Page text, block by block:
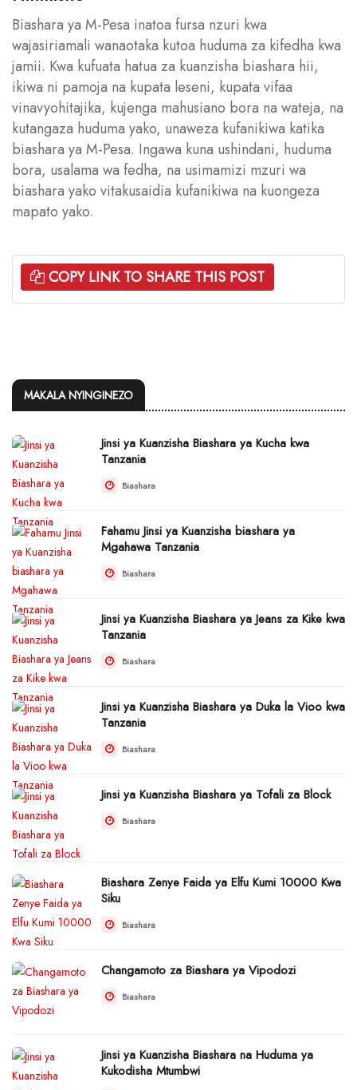
Biashara ya M-Pesa inatoa fursa nzuri kwa
wajasiriamali wanaotaka kutoa huduma za kifedha kwa
jamii. Kwa kufuata hatua za kuanzisha biashara hii,
ikiwa ni pamoja na kupata leseni, kupata vifaa
vinavyohitajika, kujenga mahusiano bora na wateja, na
kutangaza huduma yako, unaweza kufanikiwa katika
biashara ya M-Pesa. Ingawa kuna ushindani, huduma
bora, usalama wa fedha, na usimamizi mzuri wa
biashara yako vitakusaidia kufanikiwa na kuongeza
mapato yako.
COPY LINK TO SHARE THIS POST
MAKALA NYINGINEZO
Jinsi ya Kuanzisha Biashara ya Kucha kwa
Tanzania
Biashara
Fahamu Jinsi ya Kuanzisha biashara ya
Mgahawa Tanzania
Biashara
Jinsi ya Kuanzisha Biashara ya Jeans za Kike kwa
Tanzania
Biashara
Jinsi ya Kuanzisha Biashara ya Duka la Vioo kwa
Tanzania
Biashara
Jinsi ya Kuanzisha Biashara ya Tofali za Block
Biashara
Biashara Zenye Faida ya Elfu Kumi 10000 Kwa
Siku
Biashara
Changamoto za Biashara ya Vipodozi
Biashara
Jinsi ya Kuanzisha Biashara na Huduma ya
Kukodisha Mtumbwi